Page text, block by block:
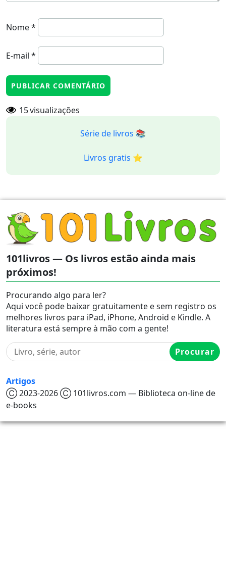
Nome*
E-mail *
15visualizações
Série de livros 📚
Livros gratis ⭐️
101livros — Os livros estão ainda mais
próximos!
Procurando algo para ler?
Aqui você pode baixar gratuitamente e sem registro os
melhores livros para iPad, iPhone, Android e Kindle. A
literatura está sempre à mão com a gente!
Procurar
Artigos
Ⓒ 2023-2026 Ⓒ 101livros.com — Biblioteca on-line de
e-books